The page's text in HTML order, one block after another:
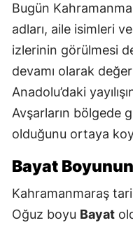
Bugün
adları, aile isimleri
izlerinin görülmesi
devamı olarak
Anadolu’daki
Avşarların bölgede
olduğunu ortaya
Bayat
Kahramanmaraş
Oğuz boyu Bayat